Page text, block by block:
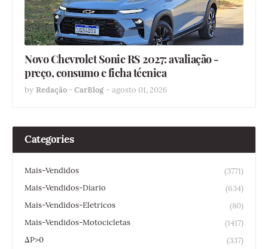
Novo Chevrolet Sonic RS 2027: avaliação -
preço, consumo e ficha técnica
by Redação - CarBlog - agosto 01, 2026
Categories
Mais-Vendidos
(3771)
Mais-Vendidos-Diario
(634)
Mais-Vendidos-Eletricos
(80)
Mais-Vendidos-Motocicletas
(1417)
ΔP>0
(337)